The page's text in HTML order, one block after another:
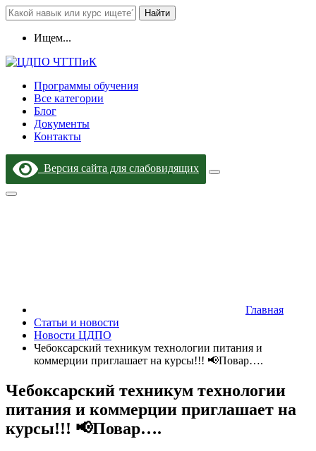
Найти
Ищем...
Программы обучения
Все категории
Блог
Документы
Контакты
Версия сайта для слабовидящих
Главная
Статьи и новости
Новости ЦДПО
Чебоксарский техникум технологии питания и
коммерции приглашает на курсы!!! 📢Повар….
Чебоксарский техникум технологии
питания и коммерции приглашает на
курсы!!! 📢Повар….